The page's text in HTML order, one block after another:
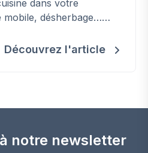
dans votre
désherbage…
(bio)propane en
Découvrez l'article
notre newsletter